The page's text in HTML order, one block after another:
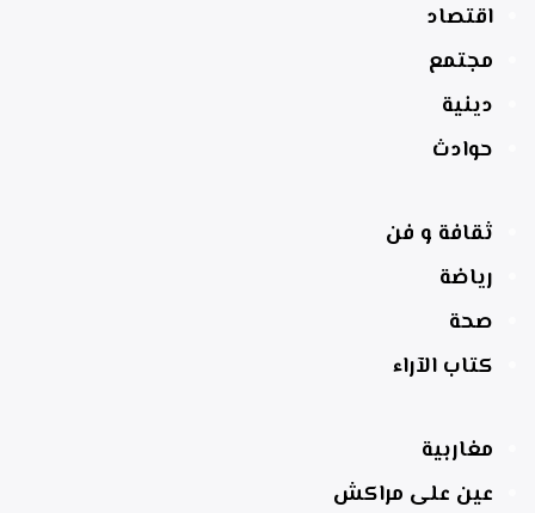
اقتصاد
مجتمع
دينية
حوادث
ثقافة و فن
رياضة
صحة
كتاب الآراء
مغاربية
عين على مراكش